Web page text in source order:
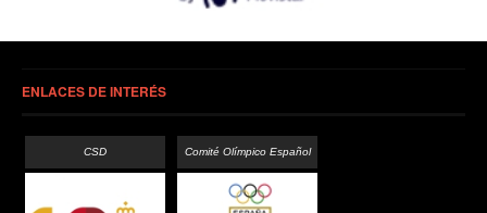
ENLACES DE INTERÉS
CSD Comité Olímpico Español